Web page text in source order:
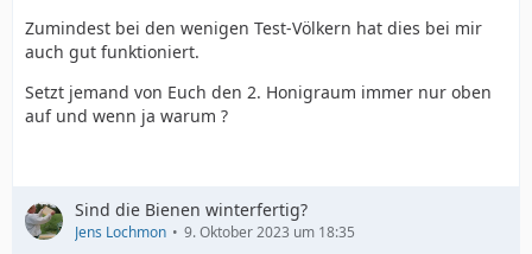
Zumindest bei den wenigen Test-Völkern hat dies bei mir
auch gut funktioniert.
Setzt jemand von Euch den 2. Honigraum immer nur oben
auf und wenn ja warum ?
Sind die Bienen winterfertig?
Jens Lochmon 9. Oktober 2023 um 18:35